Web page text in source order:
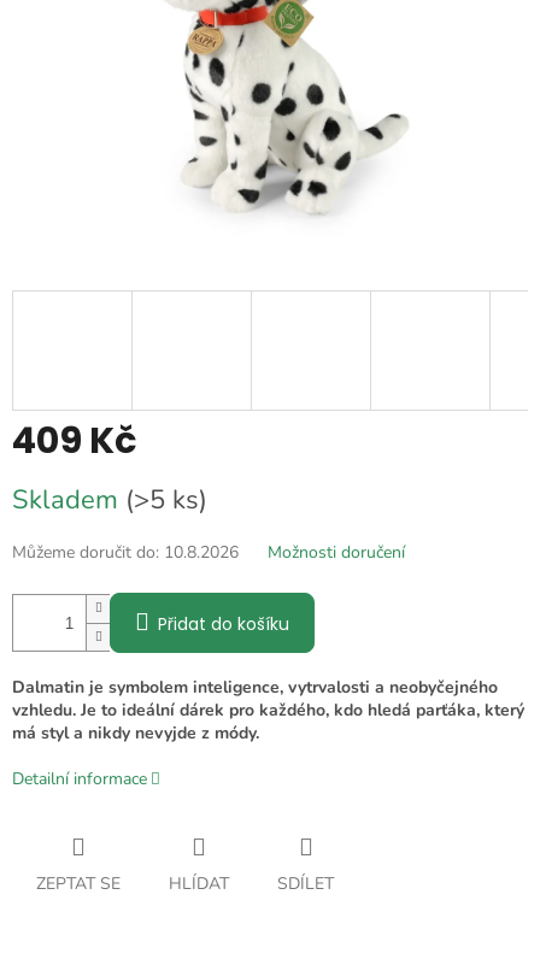
409 Kč
cena:
Skladem (>5 ks)
Můžeme doručit do: 10.8.2026 Možnosti doručení
Přidat do košíku
Dalmatin je symbolem inteligence, vytrvalosti a neobyčejného
vzhledu. Je to ideální dárek pro každého, kdo hledá parťáka, který
má styl a nikdy nevyjde z módy.
Detailní informace
ZEPTAT SE HLÍDAT SDÍLET